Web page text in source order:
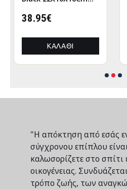
38.95€
ΚΑΛΆΘΙ
"Η απόκτηση από εσάς
σύγχρονου επίπλου
καλωσορίζετε στο σπίτι
οικογένειας.
τρόπο ζωής, των